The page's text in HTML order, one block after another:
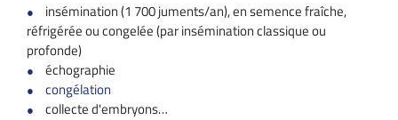
insémination (1 700 juments/an), en semence fraîche,
réfrigérée ou congelée (par insémination classique ou
profonde)
échographie
congélation
collecte d'embryons…